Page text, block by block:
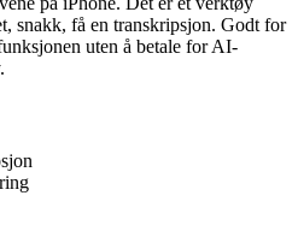
snakk, få en transkripsjon. Godt for
uten å betale for AI-